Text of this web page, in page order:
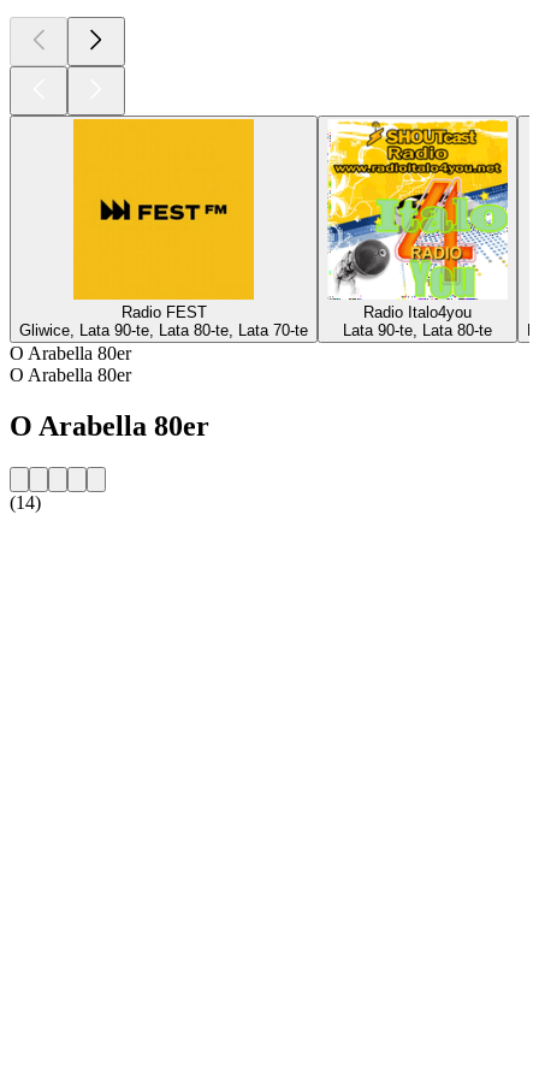
Radio FEST
Gliwice, Lata 90-te, Lata 80-te, Lata 70-te
Radio Italo4you
Lata 90-te, Lata 80-te
O Arabella 80er
O Arabella 80er
O Arabella 80er
(14)